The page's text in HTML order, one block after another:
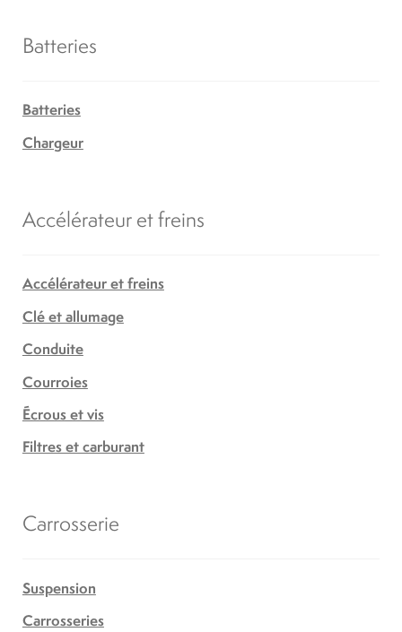
Batteries
Batteries
Chargeur
Accélérateur et freins
Accélérateur et freins
Clé et allumage
Conduite
Courroies
Écrous et vis
Filtres et carburant
Carrosserie
Suspension
Carrosseries